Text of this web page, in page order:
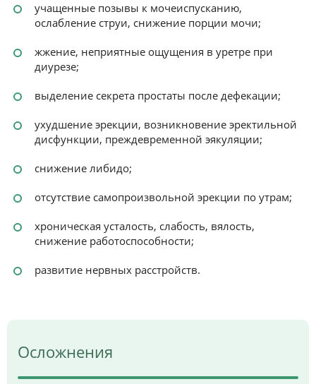
учащенные позывы к мочеиспусканию,
ослабление струи, снижение порции мочи;
жжение, неприятные ощущения в уретре при
диурезе;
выделение секрета простаты после дефекации;
ухудшение эрекции, возникновение эректильной
дисфункции, преждевременной эякуляции;
снижение либидо;
отсутствие самопроизвольной эрекции по утрам;
хроническая усталость, слабость, вялость,
снижение работоспособности;
развитие нервных расстройств.
Осложнения